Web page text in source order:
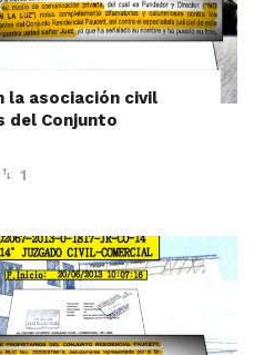
la asociación civil
del Conjunto
1